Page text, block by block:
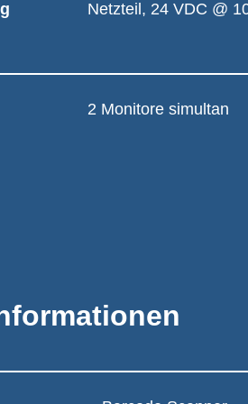
Netzteil, 24 VDC @
2 Monitore simultan